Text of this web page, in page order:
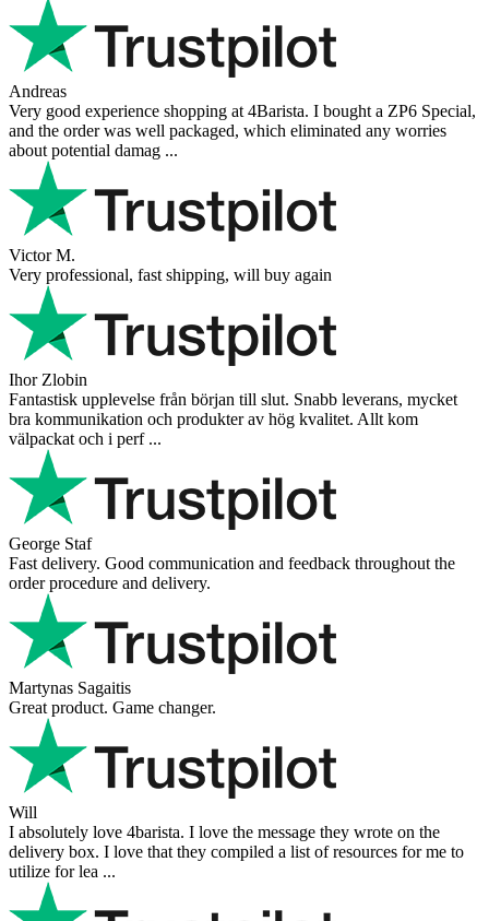
Andreas
Very good experience shopping at 4Barista. I bought a ZP6 Special,
and the order was well packaged, which eliminated any worries
about potential damag ...
Victor M.
Very professional, fast shipping, will buy again
Ihor Zlobin
Fantastisk upplevelse från början till slut. Snabb leverans, mycket
bra kommunikation och produkter av hög kvalitet. Allt kom
välpackat och i perf ...
George Staf
Fast delivery. Good communication and feedback throughout the
order procedure and delivery.
Martynas Sagaitis
Great product. Game changer.
Will
I absolutely love 4barista. I love the message they wrote on the
delivery box. I love that they compiled a list of resources for me to
utilize for lea ...